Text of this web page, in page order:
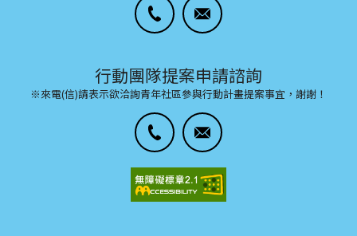
行動團隊提案申請諮詢
※來電(信)請表示欲洽詢青年社區參與行動計畫提案事宜，謝謝！